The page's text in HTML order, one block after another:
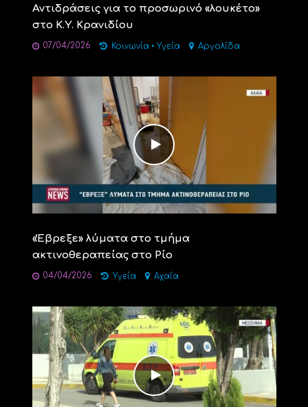
Αντιδράσεις για το προσωρινό «λουκέτο»
στο Κ.Υ. Κρανιδίου
07/04/2026 Κοινωνία • Υγεία Αργολίδα
«Έβρεξε» λύματα στο τμήμα
ακτινοθεραπείας στο Ρίο
04/04/2026 Υγεία Αχαΐα